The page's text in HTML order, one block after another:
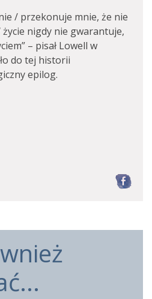
/ przekonuje mnie, że nie
nigdy nie gwarantuje,
– pisał Lowell w
do tej historii
epilog.